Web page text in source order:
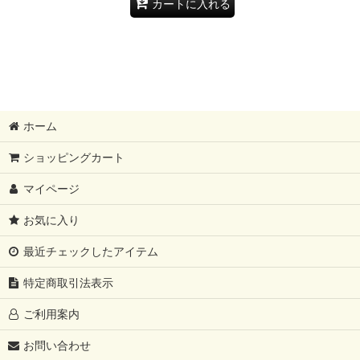
カートに入れる
ホーム
ショッピングカート
マイページ
お気に入り
最近チェックしたアイテム
特定商取引法表示
ご利用案内
お問い合わせ